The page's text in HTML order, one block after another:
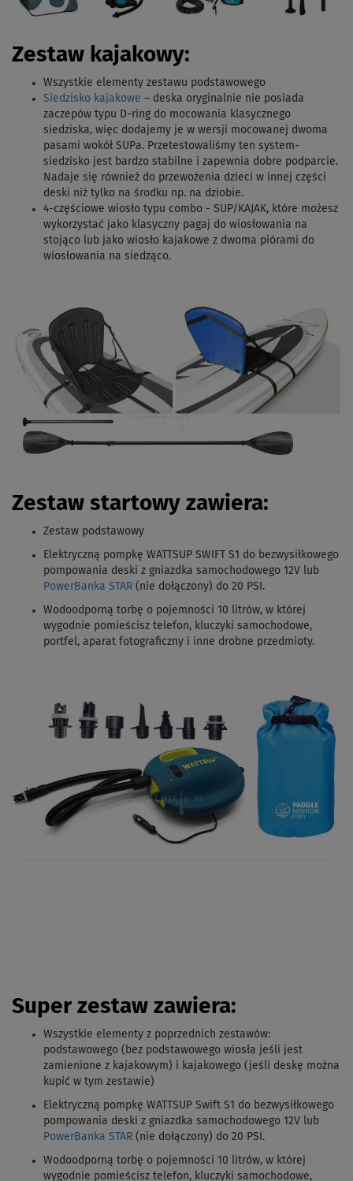
Zestaw kajakowy:
Wszystkie elementy zestawu podstawowego
Siedzisko kajakowe – deska oryginalnie nie posiada
zaczepów typu D-ring do mocowania klasycznego
siedziska, więc dodajemy je w wersji mocowanej dwoma
pasami wokół SUPa. Przetestowaliśmy ten system-
siedzisko jest bardzo stabilne i zapewnia dobre podparcie.
Nadaje się również do przewożenia dzieci w innej części
deski niż tylko na środku np. na dziobie.
4-częściowe wiosło typu combo - SUP/KAJAK, które możesz
wykorzystać jako klasyczny pagaj do wiosłowania na
stojąco lub jako wiosło kajakowe z dwoma piórami do
wiosłowania na siedząco.
Zestaw startowy zawiera:
Zestaw podstawowy
Elektryczną pompkę WATTSUP SWIFT S1 do bezwysiłkowego
pompowania deski z gniazdka samochodowego 12V lub
PowerBanka STAR (nie dołączony) do 20 PSI.
Wodoodporną torbę o pojemności 10 litrów, w której
wygodnie pomieścisz telefon, kluczyki samochodowe,
portfel, aparat fotograficzny i inne drobne przedmioty.
Super zestaw zawiera:
Wszystkie elementy z poprzednich zestawów:
podstawowego (bez podstawowego wiosła jeśli jest
zamienione z kajakowym) i kajakowego (jeśli deskę można
kupić w tym zestawie)
Elektryczną pompkę WATTSUP Swift S1 do bezwysiłkowego
pompowania deski z gniazdka samochodowego 12V lub
PowerBanka STAR (nie dołączony) do 20 PSI.
Wodoodporną torbę o pojemności 10 litrów, w której
wygodnie pomieścisz telefon, kluczyki samochodowe,